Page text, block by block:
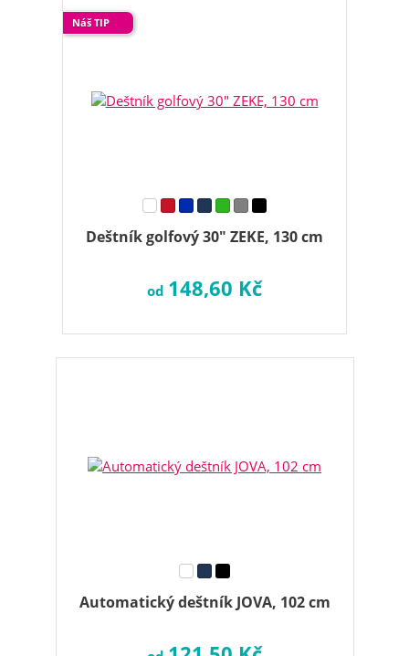
Deštník golfový 30" ZEKE, 130 cm
Náš TIP
od 148,60 Kč
Automatický deštník JOVA, 102 cm